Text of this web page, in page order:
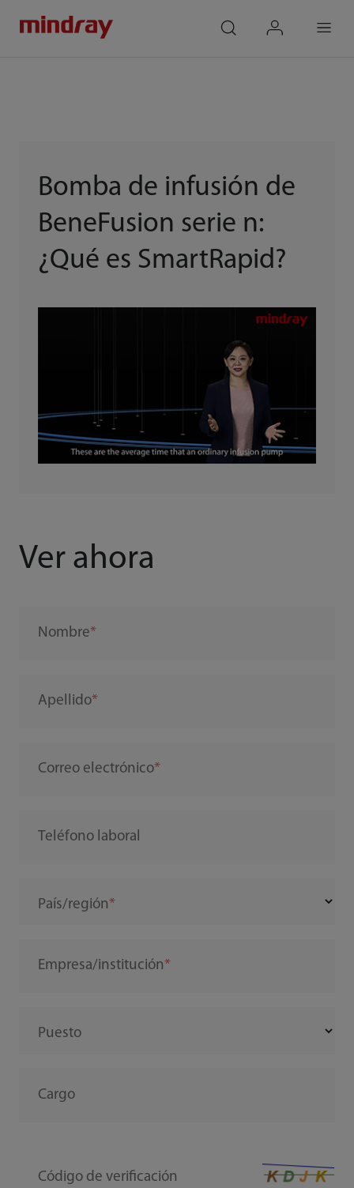
Bomba de infusión de
BeneFusion serie n:
¿Qué es SmartRapid?
Ver ahora
Nombre
Apellido
Correo electrónico
Teléfono laboral
País/región
Empresa/institución
Puesto
Cargo
Código de verificación